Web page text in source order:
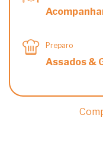
Preparo
Assados &